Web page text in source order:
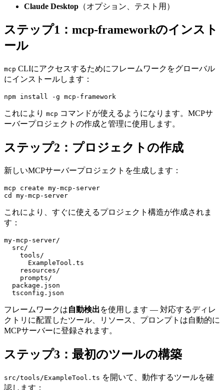
Claude Desktop （オプション、テスト用）
ステップ1：mcp-frameworkのインスト
ール
mcp CLIにアクセスするためにフレームワークをグローバル
にインストールします：
これにより mcp コマンドが使えるようになります。MCPサ
ーバープロジェクトの作成と管理に使用します。
ステップ2：プロジェクトの作成
新しいMCPサーバープロジェクトを生成します：
mcp create my-mcp-server
これにより、すぐに使えるプロジェクト構造が作成されま
す：
my-mcp-server/
  src/
    tools/
      ExampleTool.ts
    resources/
    prompts/
  package.json
フレームワークは自動検出を使用します — 対応するディレ
クトリに配置したツール、リソース、プロンプトは自動的に
MCPサーバーに登録されます。
ステップ3：最初のツールの構築
src/tools/ExampleTool.ts を開いて、動作するツールを確
認します：